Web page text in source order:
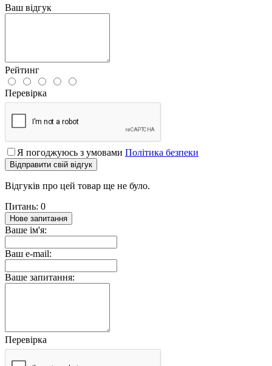
Ваш відгук
Рейтинг
Перевірка
Я погоджуюсь з умовами Політика безпеки
Відправити свій відгук
Відгуків про цей товар ще не було.
Питань: 0
Нове запитання
Ваше ім'я:
Ваш e-mail:
Ваше запитання:
Перевірка